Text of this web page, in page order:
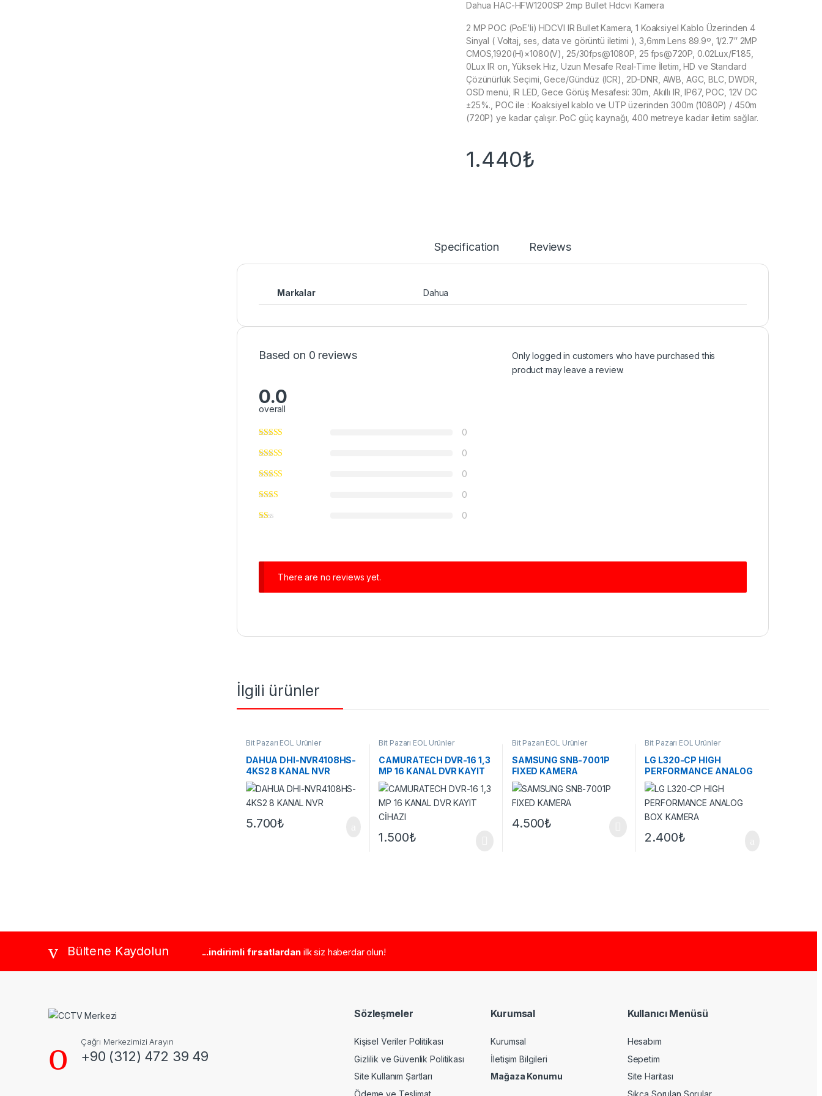
Dahua HAC-HFW1200SP 2mp Bullet Hdcvı Kamera
2 MP POC (PoE’li) HDCVI IR Bullet Kamera, 1 Koaksiyel Kablo Üzerinden 4
Sinyal ( Voltaj, ses, data ve görüntü iletimi ), 3,6mm Lens 89.9º, 1/2.7″ 2MP
CMOS,1920(H)×1080(V), 25/30fps@1080P, 25 fps@720P, 0.02Lux/F1.85,
0Lux IR on, Yüksek Hız, Uzun Mesafe Real-Time İletim, HD ve Standard
Çözünürlük Seçimi, Gece/Gündüz (ICR), 2D-DNR, AWB, AGC, BLC, DWDR,
OSD menü, IR LED, Gece Görüş Mesafesi: 30m, Akıllı IR, IP67, POC, 12V DC
±25%., POC ile : Koaksiyel kablo ve UTP üzerinden 300m (1080P) / 450m
(720P) ye kadar çalışır. PoC güç kaynağı, 400 metreye kadar iletim sağlar.
1.440₺
Specification Reviews
Markalar Dahua
Based on 0 reviews
0.0
overall
0
0
0
0
0
Only logged in customers who have purchased this
product may leave a review.
There are no reviews yet.
İlgili ürünler
Bit Pazarı EOL Ürünler
DAHUA DHI-NVR4108HS-
4KS2 8 KANAL NVR
5.700₺
Bit Pazarı EOL Ürünler
CAMURATECH DVR-16 1,3
MP 16 KANAL DVR KAYIT
CİHAZI
1.500₺
Bit Pazarı EOL Ürünler
SAMSUNG SNB-7001P
FIXED KAMERA
4.500₺
Bit Pazarı EOL Ürünler
LG L320-CP HIGH
PERFORMANCE ANALOG
BOX KAMERA
2.400₺
Brands CarouselBültene Kaydolun ...indirimli fırsatlardan ilk siz haberdar olun!
Çağrı Merkezimizi Arayın
+90 (312) 472 39 49
Sözleşmeler
Kişisel Veriler Politikası
Gizlilik ve Güvenlik Politikası
Site Kullanım Şartları
Ödeme ve Teslimat
Kurumsal
Kurumsal
İletişim Bilgileri
Mağaza Konumu
Kullanıcı Menüsü
Hesabım
Sepetim
Site Haritası
Sıkça Sorulan Sorular